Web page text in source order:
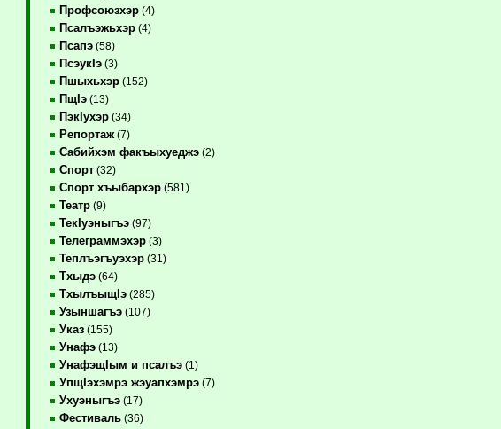
Профсоюзхэр(4)
Псалъэжьхэр(4)
Псапэ(58)
ПсэукIэ(3)
Пшыхьхэр(152)
ПщIэ(13)
ПэкIухэр(34)
Репортаж(7)
Сабийхэм факъыхуеджэ(2)
Спорт(32)
Спорт хъыбархэр(581)
Театр(9)
ТекIуэныгъэ(97)
Телеграммэхэр(3)
Теплъэгъуэхэр(31)
Тхыдэ(64)
ТхылъыщIэ(285)
Узыншагъэ(107)
Указ(155)
Унафэ(13)
УнафэщIым и псалъэ(1)
УпщIэхэмрэ жэуапхэмрэ(7)
Ухуэныгъэ(17)
Фестиваль(36)